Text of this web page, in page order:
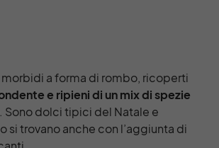
a forma di rombo, ricoperti
e ripieni di un mix di spezie
Sono dolci tipici del Natale e
si trovano anche con l’aggiunta di